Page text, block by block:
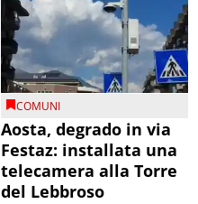
COMUNI
Aosta, degrado in via
Festaz: installata una
telecamera alla Torre
del Lebbroso